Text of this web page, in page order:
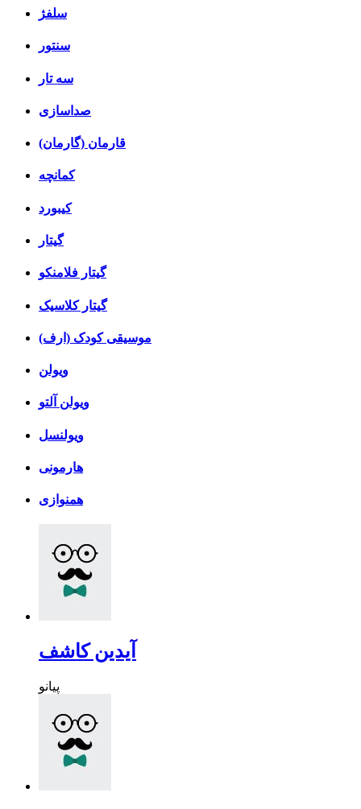
سلفژ
سنتور
سه تار
صداسازی
قارمان (گارمان)
کمانچه
کیبورد
گیتار
گیتار فلامنکو
گیتار کلاسیک
موسیقی کودک (ارف)
ویولن
ویولن آلتو
ویولنسل
هارمونی
همنوازی
آیدین کاشف
پیانو